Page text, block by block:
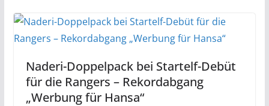
Naderi-Doppelpack bei Startelf-Debüt
für die Rangers – Rekordabgang
„Werbung für Hansa“